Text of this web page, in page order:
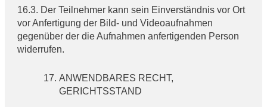
16.3. Der Teilnehmer kann sein Einverständnis vor Ort
vor Anfertigung der Bild- und Videoaufnahmen
gegenüber der die Aufnahmen anfertigenden Person
widerrufen.
ANWENDBARES RECHT,
GERICHTSSTAND